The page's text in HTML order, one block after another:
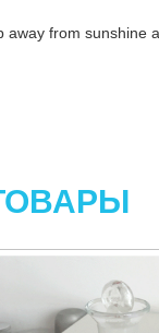
from sunshine